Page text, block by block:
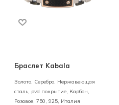
Браслет Kabala
Золото, Серебро, Нержавеющая
сталь, pvd покрытие, Карбон,
Розовое, 750, 925, Италия